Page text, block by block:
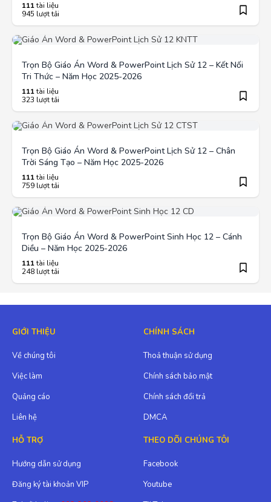
111tài liệu
945 lượt tải
Trọn Bộ Giáo Án Word & PowerPoint Lịch Sử 12 – Kết Nối
Tri Thức – Năm Học 2025-2026
111tài liệu
323 lượt tải
Trọn Bộ Giáo Án Word & PowerPoint Lịch Sử 12 – Chân
Trời Sáng Tạo – Năm Học 2025-2026
111tài liệu
759 lượt tải
Trọn Bộ Giáo Án Word & PowerPoint Sinh Học 12 – Cánh
Diều – Năm Học 2025-2026
111tài liệu
248 lượt tải
GIỚI THIỆU
Về chúng tôi
Việc làm
Quảng cáo
Liên hệ
CHÍNH SÁCH
Thoả thuận sử dụng
Chính sách bảo mật
Chính sách đổi trả
DMCA
HỖ TRỢ
Hướng dẫn sử dụng
Đăng ký tài khoản VIP
THEO DÕI CHÚNG TÔI
Facebook
Youtube